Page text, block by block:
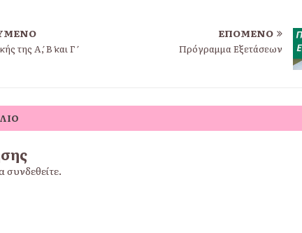
της Α΄, Β΄ και Γ΄
ΕΠΌΜΕΝΟ
Πρόγραμμα Εξετάσεων
συνδεθείτε.